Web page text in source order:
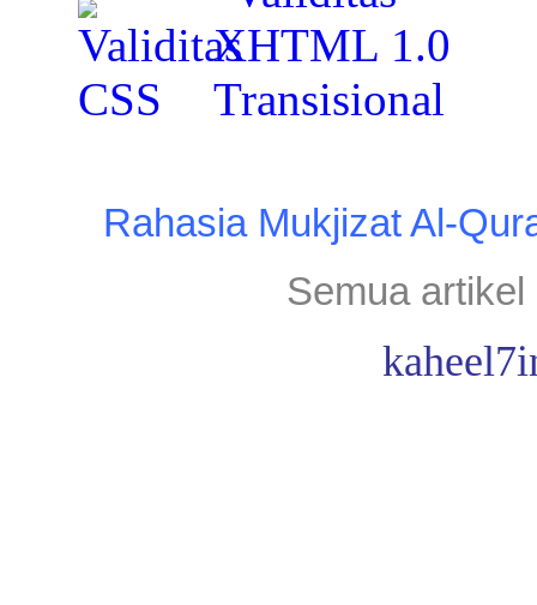
Rahasia Mukjizat Al-
Semua